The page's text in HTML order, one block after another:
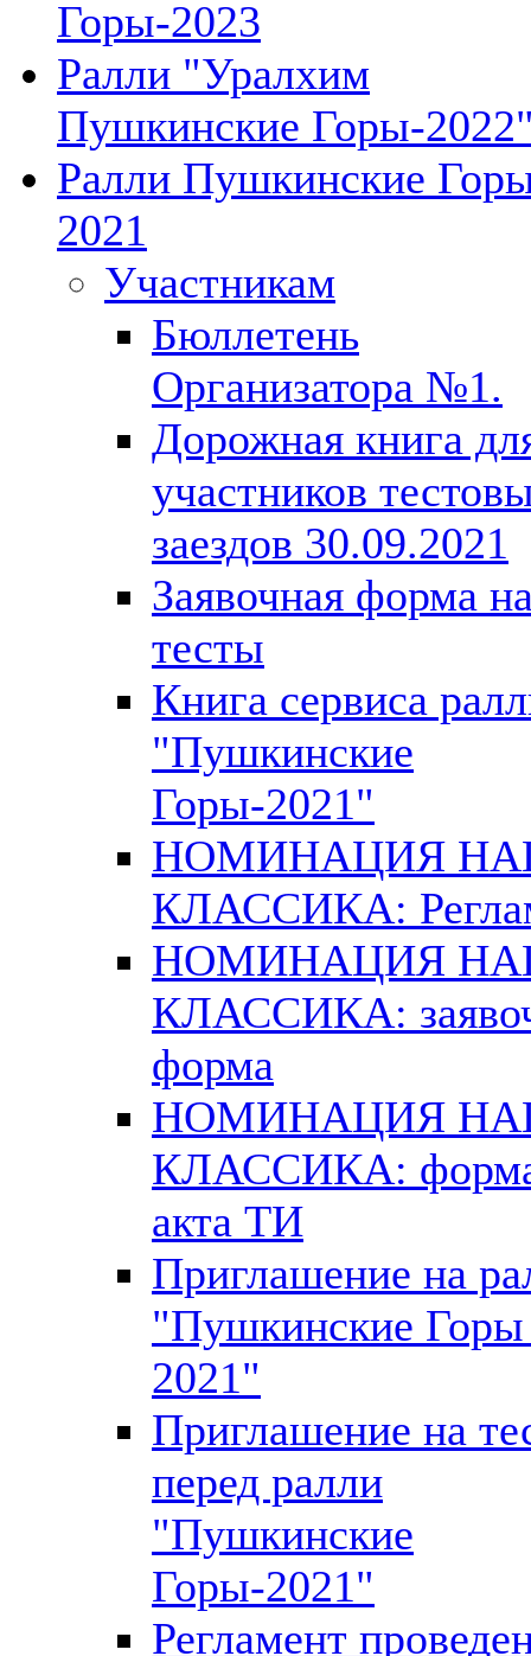
Горы-2023
Ралли "Уралхим
Пушкинские Горы-
Ралли Пушкинские
2021
Участникам
Бюллетень
Организатора №1.
Дорожная книга
участников
заездов 30.09.2021
Заявочная форма
тесты
Книга сервиса
"Пушкинские
Горы-2021"
НОМИНАЦИЯ
КЛАССИКА:
НОМИНАЦИЯ
КЛАССИКА:
форма
НОМИНАЦИЯ
КЛАССИКА:
акта ТИ
Приглашение на
"Пушкинские
2021"
Приглашение на
перед ралли
"Пушкинские
Горы-2021"
Регламент